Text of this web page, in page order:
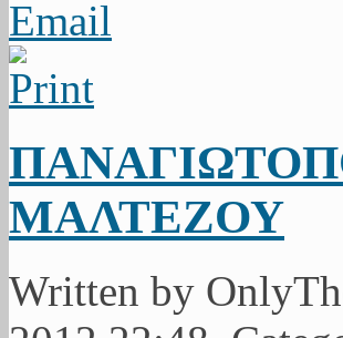
ΜΑΛΤΕΖΟΥ
Written by